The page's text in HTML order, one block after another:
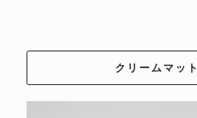
クリームマッ